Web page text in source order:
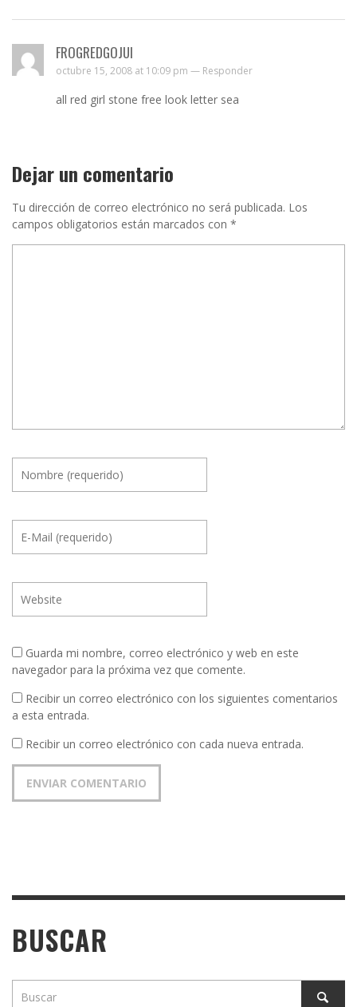
FROGREDGOJUI
octubre 15, 2008 at 10:09 pm — Responder
all red girl stone free look letter sea
Dejar un comentario
Tu dirección de correo electrónico no será publicada. Los
campos obligatorios están marcados con *
Guarda mi nombre, correo electrónico y web en este
navegador para la próxima vez que comente.
Recibir un correo electrónico con los siguientes comentarios
a esta entrada.
Recibir un correo electrónico con cada nueva entrada.
BUSCAR